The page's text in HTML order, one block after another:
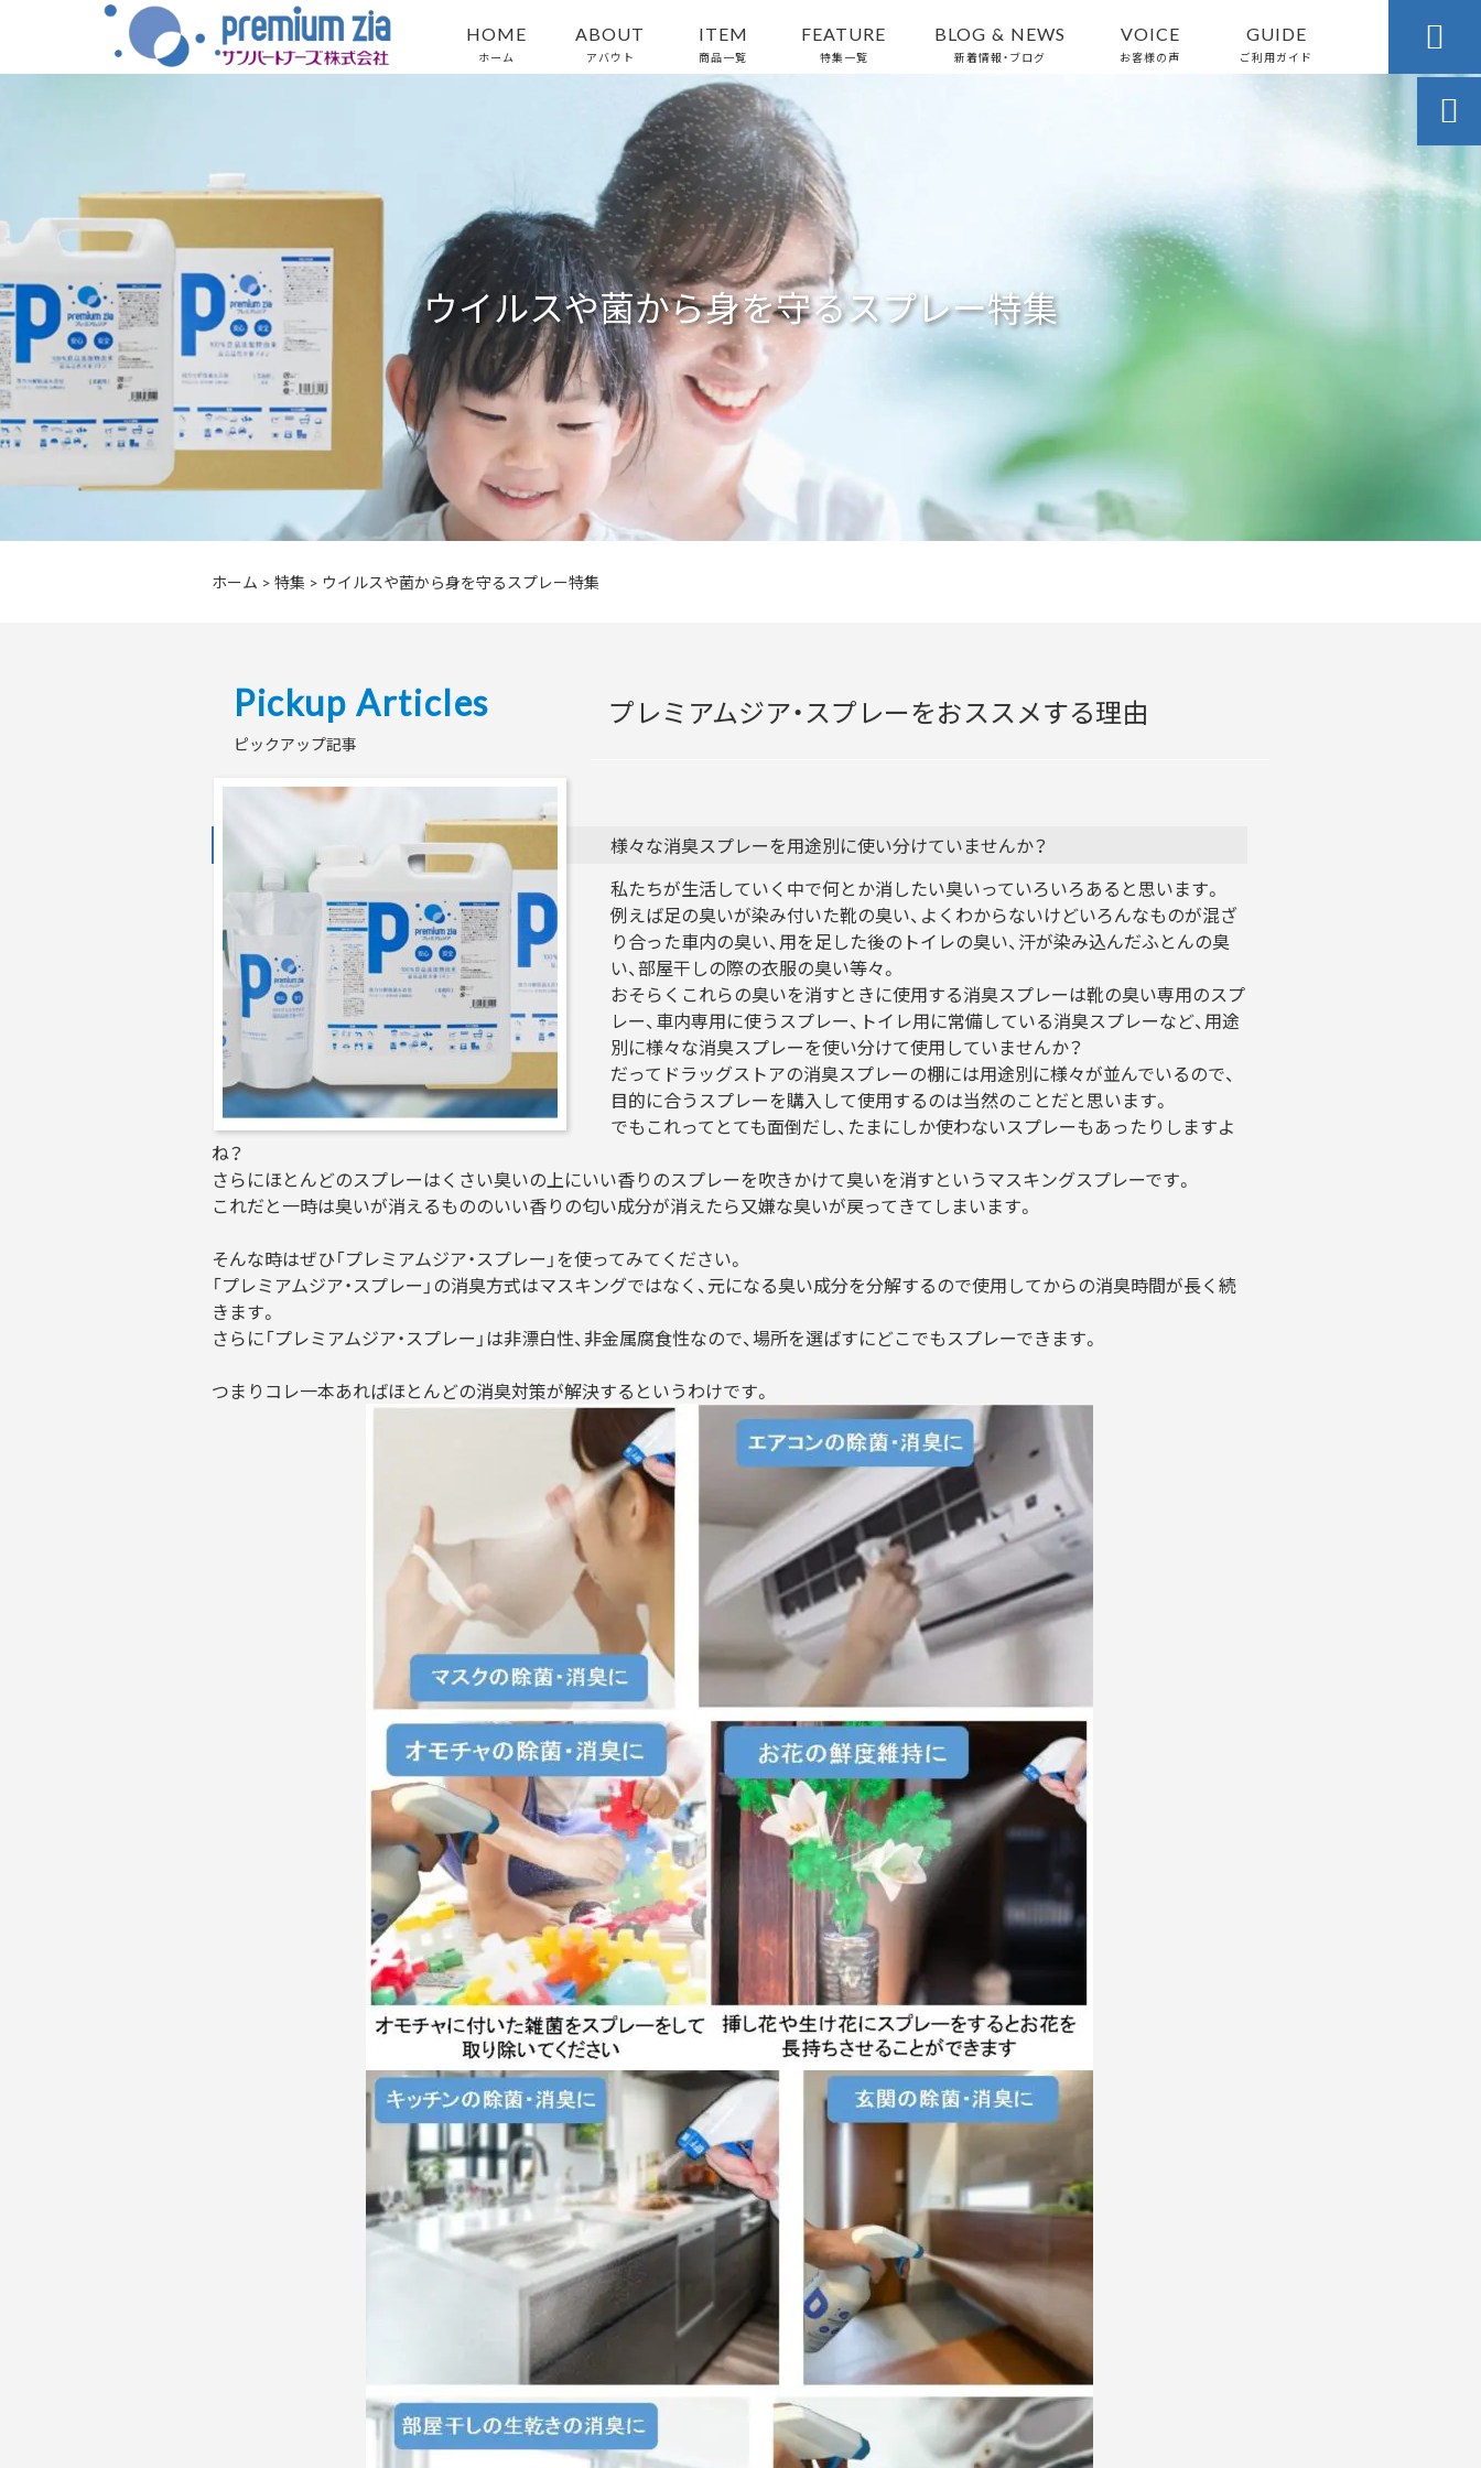
HOME
ホーム
ABOUT
アバウト
ITEM
商品一覧
FEATURE
特集一覧
BLOG & NEWS
新着情報・ブログ
VOICE
お客様の声
GUIDE
ご利用ガイド

ウイルスや菌から身を守るスプレー特集
ホーム > 特集 > ウイルスや菌から身を守るスプレー特集
Pickup Articles
ピックアップ記事
プレミアムジア・スプレーをおススメする理由
様々な消臭スプレーを用途別に使い分けていませんか？
私たちが生活していく中で何とか消したい臭いっていろいろあると思います。
例えば足の臭いが染み付いた靴の臭い、よくわからないけどいろんなものが混ざ
り合った車内の臭い、用を足した後のトイレの臭い、汗が染み込んだふとんの臭
い、部屋干しの際の衣服の臭い等々。
おそらくこれらの臭いを消すときに使用する消臭スプレーは靴の臭い専用のスプ
レー、車内専用に使うスプレー、トイレ用に常備している消臭スプレーなど、用途
別に様々な消臭スプレーを使い分けて使用していませんか？
だってドラッグストアの消臭スプレーの棚には用途別に様々が並んでいるので、
目的に合うスプレーを購入して使用するのは当然のことだと思います。
でもこれってとても面倒だし、たまにしか使わないスプレーもあったりしますよ
ね？
さらにほとんどのスプレーはくさい臭いの上にいい香りのスプレーを吹きかけて臭いを消すというマスキングスプレーです。
これだと一時は臭いが消えるもののいい香りの匂い成分が消えたら又嫌な臭いが戻ってきてしまいます。
そんな時はぜひ「プレミアムジア・スプレー」を使ってみてください。
「プレミアムジア・スプレー」の消臭方式はマスキングではなく、元になる臭い成分を分解するので使用してからの消臭時間が長く続
きます。
さらに「プレミアムジア・スプレー」は非漂白性、非金属腐食性なので、場所を選ばすにどこでもスプレーできます。
つまりコレ一本あればほとんどの消臭対策が解決するというわけです。
